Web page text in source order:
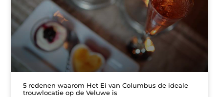
5 redenen waarom Het Ei van Columbus de ideale
trouwlocatie op de Veluwe is